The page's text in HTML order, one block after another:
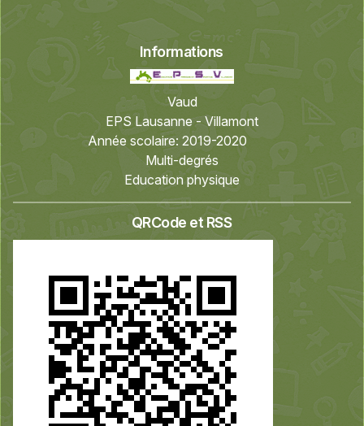
Informations
Vaud
EPS Lausanne - Villamont
Année scolaire: 2019-2020
Multi-degrés
Education physique
QRCode et RSS